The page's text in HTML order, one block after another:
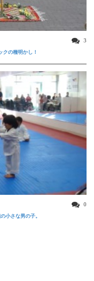
3
クの種明かし！
0
小さな男の子。